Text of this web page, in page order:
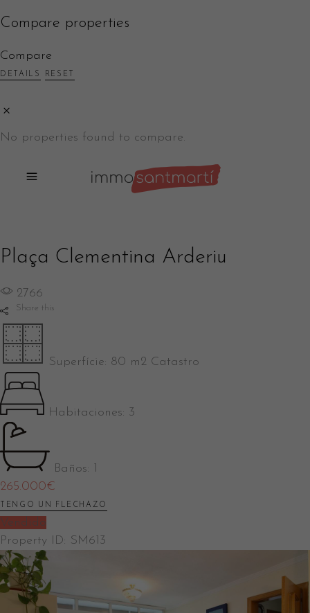
Compare properties
Compare
DETAILS RESET
No properties found to compare.
Plaça Clementina Arderiu
2766
Share this
Superfície: 80 m2 Catastro
Habitaciones: 3
Baños: 1
265.000€
TENGO UN FLECHAZO
Vendido
Property ID: SM613